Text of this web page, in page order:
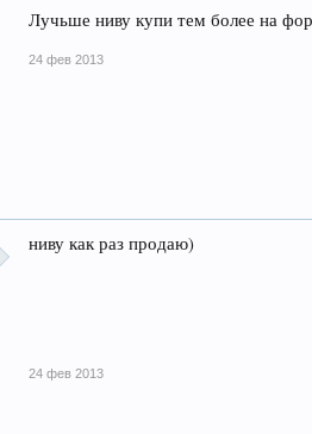
Лучьше ниву купи тем более на
24 фев 2013
ниву как раз продаю)
24 фев 2013